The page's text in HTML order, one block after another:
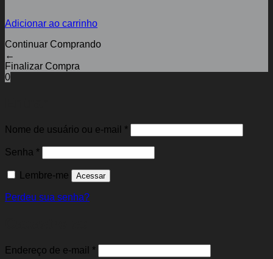
Adicionar ao carrinho
Continuar Comprando
←
Finalizar Compra
0
Nome de usuário ou e-mail *Obrigatório
Senha *Obrigatório
Lembre-me Acessar
Perdeu sua senha?
Endereço de e-mail *Obrigatório